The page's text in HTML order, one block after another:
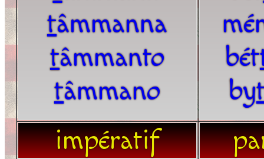
tâmmanna
tâmmanto
tâmmano
bét
by
impératif